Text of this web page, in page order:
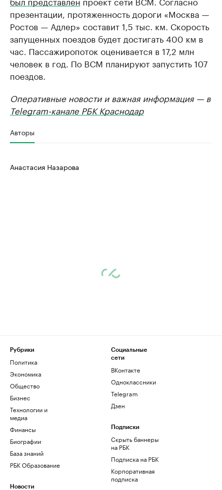
презентации, протяженность дороги «Москва —
Ростов — Адлер» составит 1,5 тыс. км. Скорость
запущенных поездов будет достигать 400 км в
час. Пассажиропоток оценивается в 17,2 млн
человек в год. По ВСМ планируют запустить 107
поездов.
Оперативные новости и важная информация — в
Telegram-канале РБК Краснодар
Авторы
Анастасия Назарова
Рубрики
Политика
Экономика
Общество
Бизнес
Технологии и
медиа
Финансы
Биографии
База знаний
РБК Образование
Новости
Социальные
сети
ВКонтакте
Одноклассники
Telegram
Дзен
Подписки
Скрыть баннеры
на РБК
Подписка на РБК
Корпоративная
подписка